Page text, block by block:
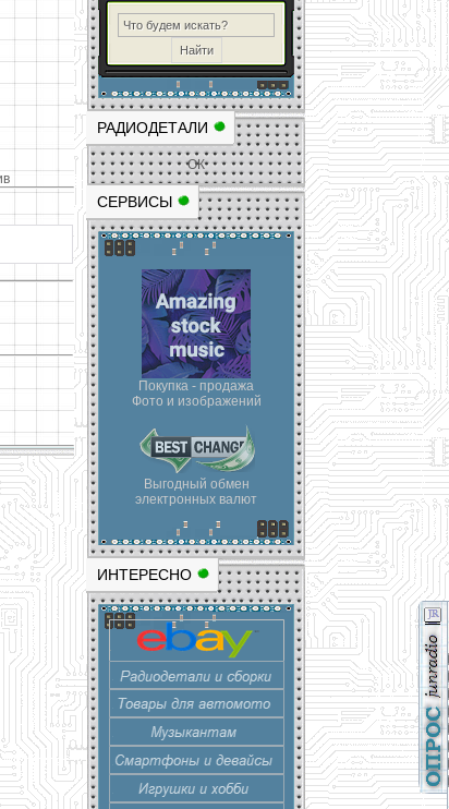
РАДИОДЕТАЛИ
ОК
СЕРВИСЫ
Покупка - продажа
Фото и изображений
Выгодный обмен
электронных валют
ИНТЕРЕСНО